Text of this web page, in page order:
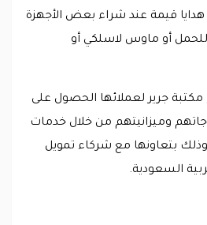
قيمة عند شراء بعض الأجهزة
أو ماوس لاسلكي أو
مكتبة جرير لعملائها الحصول على
وميزانيتهم من خلال خدمات
بتعاونها مع شركاء تمويل
السعودية.